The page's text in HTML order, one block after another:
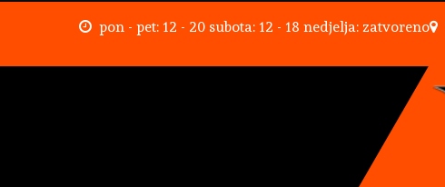
pon - pet: 12 - 20 subota: 12 - 18 nedjelja: zatvoreno